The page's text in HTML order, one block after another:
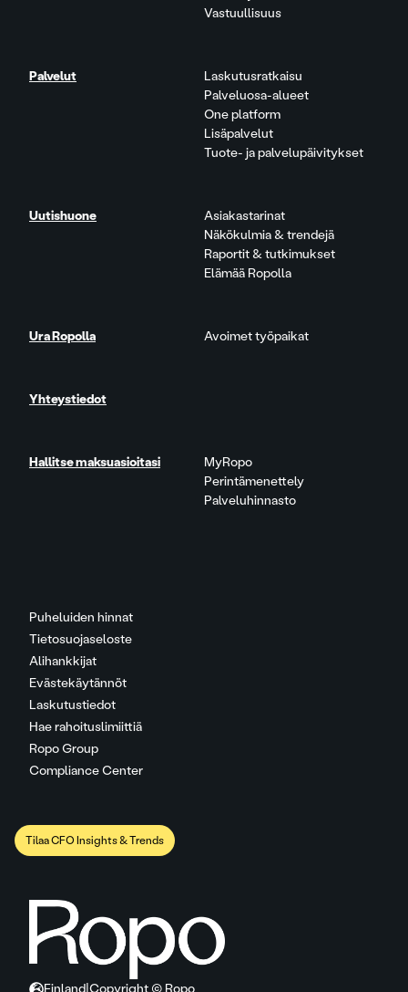
Puheluiden hinnat
Tietosuojaseloste
Alihankkijat
Evästekäytännöt
Laskutustiedot
Hae rahoituslimiittiä
Ropo Group
Compliance Center
Vastuullisuus
Palvelut
Laskutusratkaisu
Palveluosa-alueet
One platform
Lisäpalvelut
Tuote- ja palvelupäivitykset
Uutishuone
Asiakastarinat
Näkökulmia & trendejä
Raportit & tutkimukset
Elämää Ropolla
Ura Ropolla Avoimet työpaikat
Yhteystiedot
Hallitse maksuasioitasi
MyRopo
Perintämenettely
Palveluhinnasto
Tilaa CFO Insights & Trends